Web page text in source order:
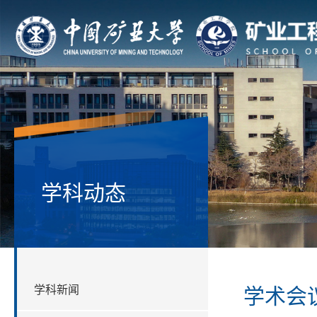
学科动态
学科新闻 学术会